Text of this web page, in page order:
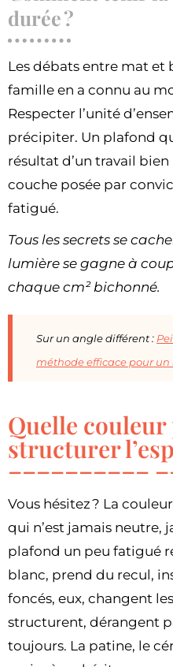
durée ?
Les débats entre mat et
famille en a connu au
Respecter l’unité
précipiter. Un plafond
résultat d’un travail
couche posée par
fatigué.
Tous les secrets se
lumière se gagne à
chaque cm² bichonné.
Sur un angle différent :
méthode efficace pour
Quelle
structurer
Vous hésitez ? La
qui n’est jamais neutre,
plafond un peu fatigué
blanc, prend du recul,
foncés, eux, changent
structurent, dérangent
toujours. La patine, le